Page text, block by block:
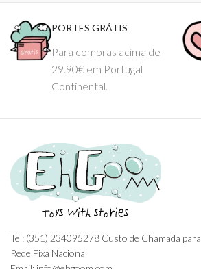
PORTES GRÁTIS
Para compras acima de
29.90€ em Portugal
Continental.
Tel: (351) 234095278 Custo de Chamada para
Rede Fixa Nacional